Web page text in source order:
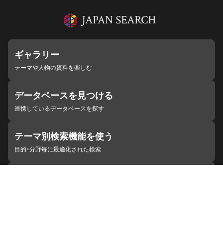
ギャラリー
テーマや人物の資料を楽しむ
データベースを見つける
連携しているデータベースを探す
テーマ別検索機能を使う
目的・分野毎に最適化された検索